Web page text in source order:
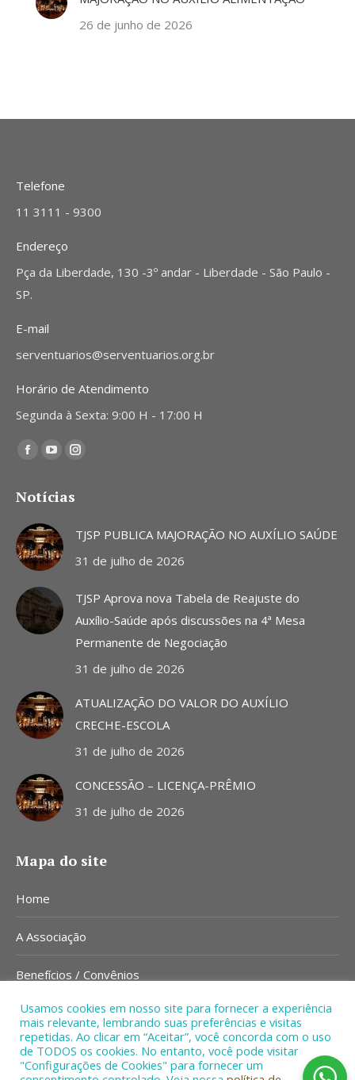
26 de junho de 2026
Telefone
11 3111 - 9300
Endereço
Pça da Liberdade, 130 -3º andar - Liberdade - São Paulo -
SP.
E-mail
serventuarios@serventuarios.org.br
Horário de Atendimento
Segunda à Sexta: 9:00 H - 17:00 H
Encontre-nos em:
Facebook
opens
in
new
window
YouTube
opens
new
window
Instagram
opens
new
window
Notícias
TJSP PUBLICA MAJORAÇÃO NO AUXÍLIO SAÚDE
31 de julho de 2026
TJSP Aprova nova Tabela de Reajuste do
Auxílio-Saúde após discussões na 4ª Mesa
Permanente de Negociação
31 de julho de 2026
ATUALIZAÇÃO DO VALOR DO AUXÍLIO
CRECHE-ESCOLA
31 de julho de 2026
CONCESSÃO – LICENÇA-PRÊMIO
31 de julho de 2026
Mapa do site
Home
A Associação
Benefícios / Convênios
Notícias
Contato
Usamos cookies em nosso site para fornecer a experiência
mais relevante, lembrando suas preferências e visitas
repetidas. Ao clicar em “Aceitar”, você concorda com o uso
de TODOS os cookies. No entanto, você pode visitar
"Configurações de Cookies" para fornecer um